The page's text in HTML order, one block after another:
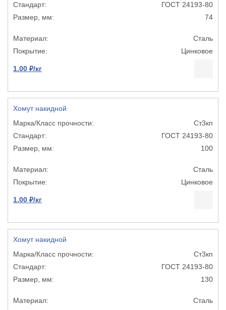
ГОСТ 24193-80
74
Сталь
Цинковое
1.00 ₽/кг
Хомут накидной
Ст3кп
ГОСТ 24193-80
100
Сталь
Цинковое
1.00 ₽/кг
Хомут накидной
Ст3кп
ГОСТ 24193-80
130
Сталь